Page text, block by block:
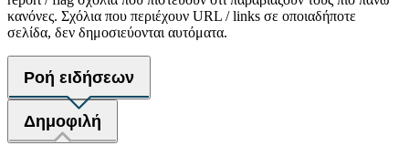
κανόνες. Σχόλια που περιέχουν URL / links σε οποιαδήποτε
σελίδα, δεν δημοσιεύονται αυτόματα.
Ροή ειδήσεων
Δημοφιλή